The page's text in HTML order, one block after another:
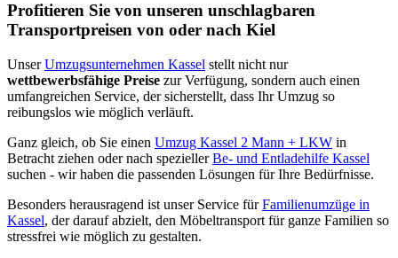
Profitieren Sie von unseren unschlagbaren
Transportpreisen von oder nach Kiel
UnserUmzugsunternehmen Kassel stellt nicht nur
wettbewerbsfähige Preise zur Verfügung, sondern auch einen
umfangreichen Service, der sicherstellt, dass Ihr Umzug so
reibungslos wie möglich verläuft.
Ganz gleich, ob Sie einen Umzug Kassel 2 Mann + LKW in
Betracht ziehen oder nach speziellerBe- und Entladehilfe Kassel
suchen - wir haben die passenden Lösungen für Ihre Bedürfnisse.
Besonders herausragend ist unser Service fürFamilienumzüge in
Kassel, der darauf abzielt, den Möbeltransport für ganze Familien so
stressfrei wie möglich zu gestalten.